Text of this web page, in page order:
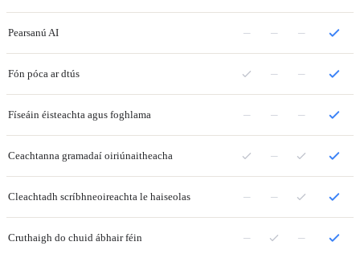
Pearsanú AI – – –
Fón póca ar dtús – –
Físeáin éisteachta agus foghlama – – –
Ceachtanna gramadaí oiriúnaitheacha –
Cleachtadh scríbhneoireachta le haiseolas – –
Cruthaigh do chuid ábhair féin – –